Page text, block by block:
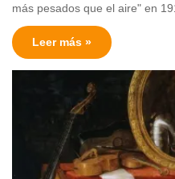
más pesados que el aire" en
Leer más »